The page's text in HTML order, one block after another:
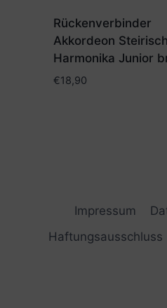
Rückenverbinder
Akkordeon
Harmonika Junior
€18,90
Impressum
Haftungsausschluss